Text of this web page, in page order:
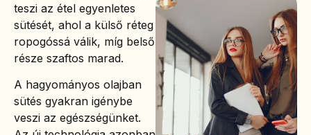
teszi az étel egyenletes
sütését, ahol a külső réteg
ropogóssá válik, míg belső
része szaftos marad.
A hagyományos olajban
sütés gyakran igénybe
veszi az egészségünket.